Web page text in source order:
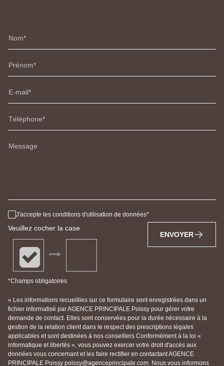
Nom
Prénom
E-mail
Téléphone
Message
J'accepte les conditions d'utilisation de données
Veuillez cocher la case
*Champs obligatoires
ENVOYER
« Les informations recueillies sur ce formulaire sont enregistrées dans un
fichier informatisé par AGENCE PRINCIPALE Poissy pour gérer votre
demande de contact. Elles sont conservées pour la durée nécessaire à la
gestion de la relation client dans le respect des prescriptions légales
applicables et sont destinées à nos conseillers Conformément à la loi «
informatique et libertés », vous pouvez exercer votre droit d'accès aux
données vous concernant et les faire rectifier en contactant AGENCE
PRINCIPALE Poissy poissy@agenceprincipale.com. Nous vous informons